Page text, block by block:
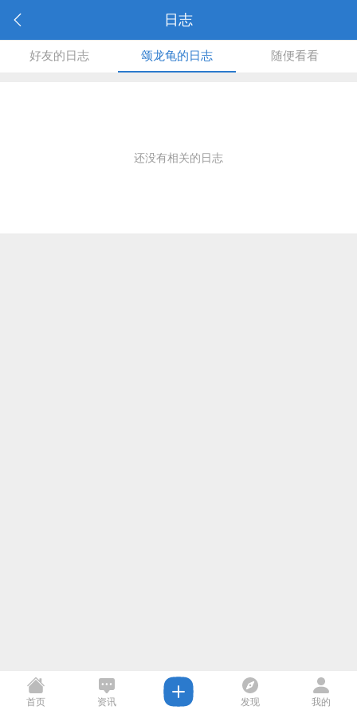
日志
好友的日志 颂龙龟的日志 随便看看
还没有相关的日志
首页 资讯 发现 我的